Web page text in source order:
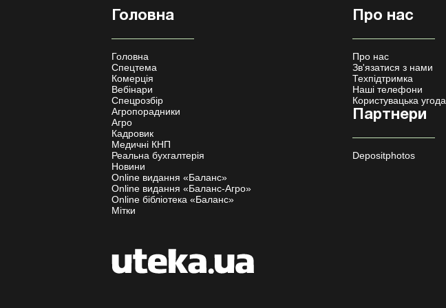
Головна
Головна
Спецтема
Комерція
Вебінари
Спецрозбір
Агропорадники
Агро
Кадровик
Медичні КНП
Реальна бухгалтерія
Новини
Online видання «Баланс»
Online видання «Баланс-Агро»
Online бібліотека «Баланс»
Мітки
Про нас
Про нас
Зв'язатися з нами
Техпідтримка
Наші телефони
Користувацька угода
Партнери
Depositphotos